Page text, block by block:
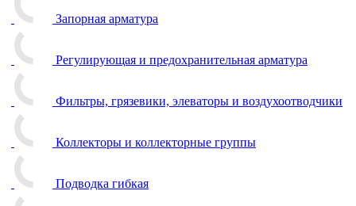
Запорная арматура
Регулирующая и предохранительная арматура
Фильтры, грязевики, элеваторы и воздухоотводчики
Коллекторы и коллекторные группы
Подводка гибкая